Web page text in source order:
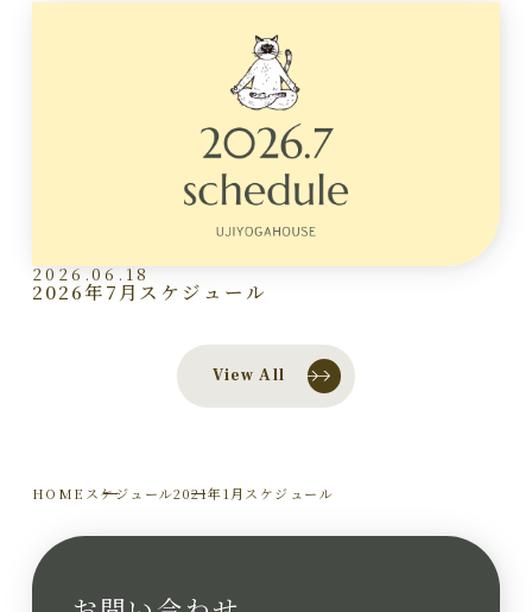
2026.06.18
2026年7月スケジュール
View All
HOME スケジュール2021年1月スケジュール